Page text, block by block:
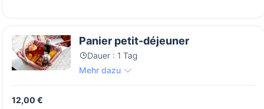
Panier petit-déjeuner
Dauer : 1 Tag
Mehr dazu
12,00 €